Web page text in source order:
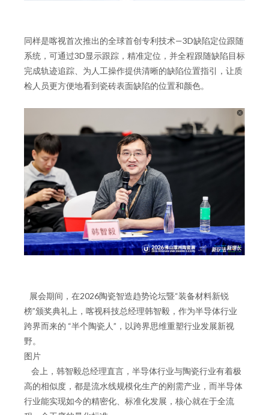
同样是喀视首次推出的全球首创专利技术—3D缺陷定位跟随
系统，可通过3D显示跟踪，精准定位，并全程跟随缺陷目标
完成轨迹追踪、为人工操作提供清晰的缺陷位置指引，让质
检人员更方便地看到瓷砖表面缺陷的位置和颜色。
展会期间，在2026陶瓷智造趋势论坛暨“装备材料新锐
榜”颁奖典礼上，喀视科技总经理韩智毅，作为半导体行业
跨界而来的 “半个陶瓷人”，以跨界思维重塑行业发展新视
野。
图片
会上，韩智毅总经理直言，半导体行业与陶瓷行业有着极
高的相似度，都是流水线规模化生产的刚需产业，而半导体
行业能实现如今的精密化、标准化发展，核心就在于全流